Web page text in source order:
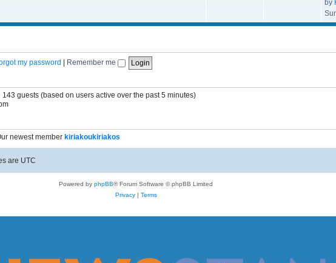
by
my password Remember me
guests (based on users active over the past 5 minutes)
newest member kiriakoukiriakos
are UTC
Powered by phpBB® Forum Software © phpBB Limited
Privacy| Terms